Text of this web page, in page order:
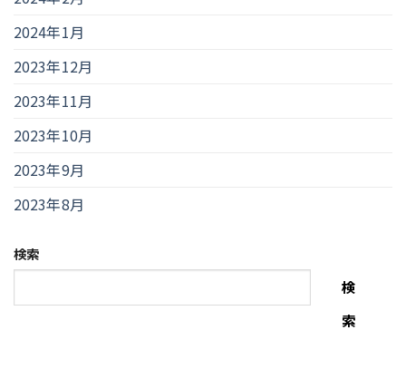
2024年1月
2023年12月
2023年11月
2023年10月
2023年9月
2023年8月
検索
検
索